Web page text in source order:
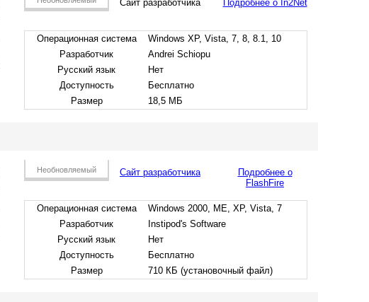
Операционная система
Windows 2000, ME, XP, Vista, 7
Разработчик
Instipod's Software
Русский язык
Нет
Доступность
Бесплатно
Размер
710 КБ (установочный файл)
Необновляемый Сайт разработчика
Подробнее о
FlashFire
Операционная система
Windows XP, Vista, 7, 8, 8.1, 10
Разработчик
Andrei Schiopu
Русский язык
Нет
Доступность
Бесплатно
Размер
18,5 МБ
Сайт разработчика Подробнее о In2Net